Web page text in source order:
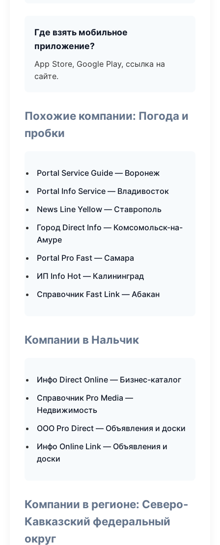
Где взять мобильное
приложение?
App Store, Google Play, ссылка на
сайте.
Похожие компании: Погода и
пробки
Portal Service Guide — Воронеж
Portal Info Service — Владивосток
News Line Yellow — Ставрополь
Город Direct Info — Комсомольск-на-
Амуре
Portal Pro Fast — Самара
ИП Info Hot — Калининград
Справочник Fast Link — Абакан
Компании в Нальчик
Инфо Direct Online — Бизнес-каталог
Справочник Pro Media —
Недвижимость
ООО Pro Direct — Объявления и доски
Инфо Online Link — Объявления и
доски
Компании в регионе: Северо-
Кавказский федеральный
округ